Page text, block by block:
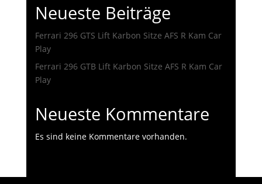
Neueste Beiträge
Ferrari 296 GTS Lift Karbon Sitze AFS R Kam Car
Play
Ferrari 296 GTB Lift Karbon Sitze AFS R Kam Car
Play
Neueste Kommentare
Es sind keine Kommentare vorhanden.